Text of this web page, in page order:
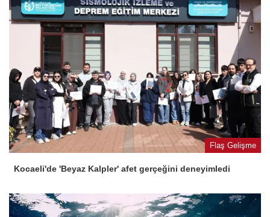
Flaş Gelişme
Kocaeli'de 'Beyaz Kalpler' afet gerçeğini deneyimledi